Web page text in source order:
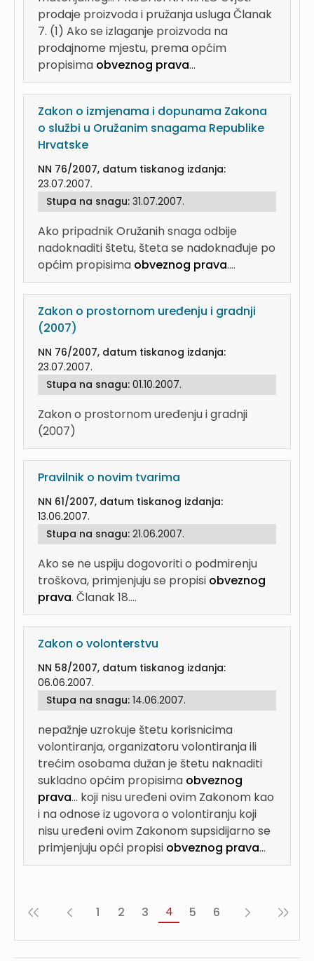
prodaje proizvoda i pružanja usluga Članak
7. (1) Ako se izlaganje proizvoda na
prodajnome mjestu, prema općim
propisima obveznog prava...
Zakon o izmjenama i dopunama Zakona
o službi u Oružanim snagama Republike
Hrvatske
NN 76/2007, datum tiskanog izdanja:
23.07.2007.
Stupa na snagu: 31.07.2007.
Ako pripadnik Oružanih snaga odbije
nadoknaditi štetu, šteta se nadoknađuje po
općim propisima obveznog prava....
Zakon o prostornom uređenju i gradnji
(2007)
NN 76/2007, datum tiskanog izdanja:
23.07.2007.
Stupa na snagu: 01.10.2007.
Zakon o prostornom uređenju i gradnji
(2007)
Pravilnik o novim tvarima
NN 61/2007, datum tiskanog izdanja:
13.06.2007.
Stupa na snagu: 21.06.2007.
Ako se ne uspiju dogovoriti o podmirenju
troškova, primjenjuju se propisi obveznog
prava. Članak 18....
Zakon o volonterstvu
NN 58/2007, datum tiskanog izdanja:
06.06.2007.
Stupa na snagu: 14.06.2007.
nepažnje uzrokuje štetu korisnicima
volontiranja, organizatoru volontiranja ili
trećim osobama dužan je štetu naknaditi
sukladno općim propisima obveznog
prava... koji nisu uređeni ovim Zakonom kao
i na odnose iz ugovora o volontiranju koji
nisu uređeni ovim Zakonom supsidijarno se
primjenjuju opći propisi obveznog prava...
«
1 2 3 4 5 6
Sljedeća